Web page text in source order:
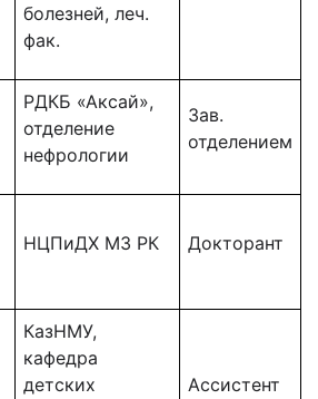
болезней, леч.
фак.
РДКБ «Аксай»,
отделение
нефрологии
Зав.
отделением
НЦПиДХ МЗ РК Докторант
КазНМУ,
кафедра
детских
Ассистент